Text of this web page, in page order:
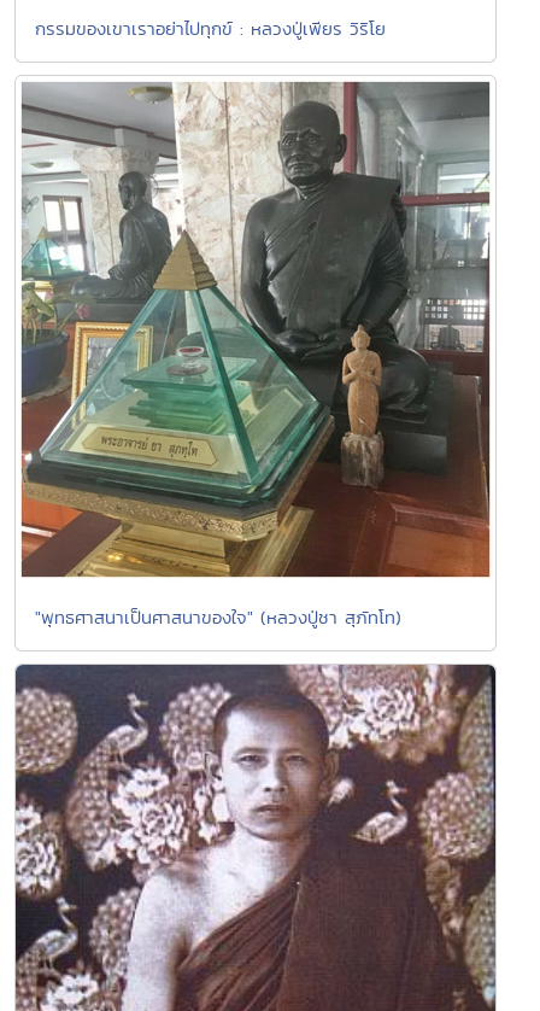
กรรมของเขาเราอย่าไปทุกข์ : หลวงปู่เพียร วิริโย
"พุทธศาสนาเป็นศาสนาของใจ" (หลวงปู่ชา สุภัทโท)